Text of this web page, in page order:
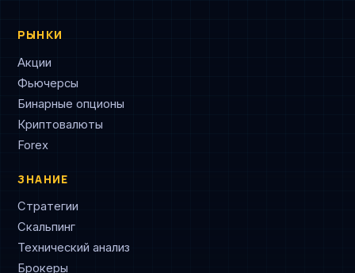
РЫНКИ
Акции
Фьючерсы
Бинарные опционы
Криптовалюты
Forex
ЗНАНИЕ
Стратегии
Скальпинг
Технический анализ
Брокеры